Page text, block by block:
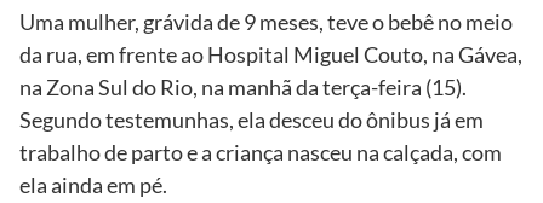
Uma mulher, grávida de 9 meses, teve o bebê no meio
da rua, em frente ao Hospital Miguel Couto, na Gávea,
na Zona Sul do Rio, na manhã da terça-feira (15).
Segundo testemunhas, ela desceu do ônibus já em
trabalho de parto e a criança nasceu na calçada, com
ela ainda em pé.